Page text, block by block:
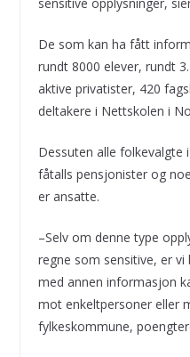
De som kan ha fått
rundt 8000 elever, rundt
aktive privatister, 420
deltakere i Nettskolen i
Dessuten alle folkevalgte
fåtalls pensjonister og
er ansatte.
–Selv om denne type
regne som sensitive, er
med annen informasjon
mot enkeltpersoner eller
fylkeskommune,